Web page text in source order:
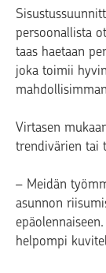
persoonallista
taas haetaan
joka toimii
Virtasen
trendivärien tai
– Meidän
asunnon
helpompi